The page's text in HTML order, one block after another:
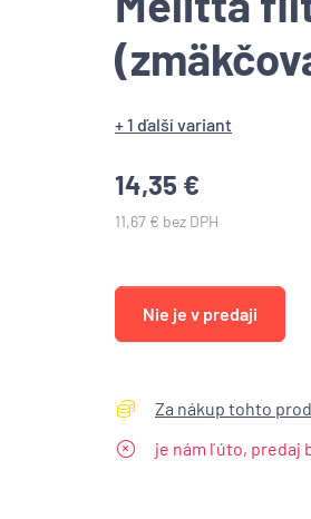
+ 1 ďalší variant
14,35 €
11,67 € bez DPH
Nie je v predaji
Za nákup tohto
je nám ľúto, predaj